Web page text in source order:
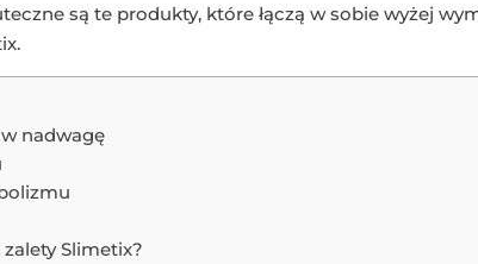
są te produkty, które łączą w sobie wyżej
nadwagę
Slimetix?